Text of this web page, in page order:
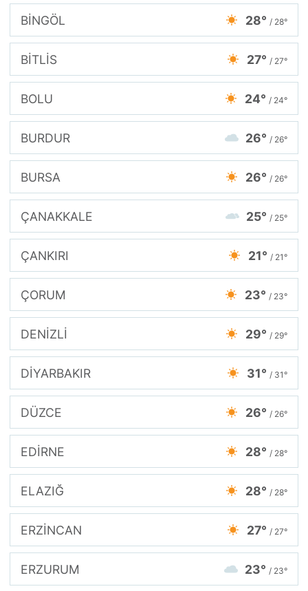
BİNGÖL 28° / 28°
BİTLİS 27° / 27°
BOLU 24° / 24°
BURDUR 26° / 26°
BURSA 26° / 26°
ÇANAKKALE 25° / 25°
ÇANKIRI 21° / 21°
ÇORUM 23° / 23°
DENİZLİ 29° / 29°
DİYARBAKIR 31° / 31°
DÜZCE 26° / 26°
EDİRNE 28° / 28°
ELAZIĞ 28° / 28°
ERZİNCAN 27° / 27°
ERZURUM 23° / 23°